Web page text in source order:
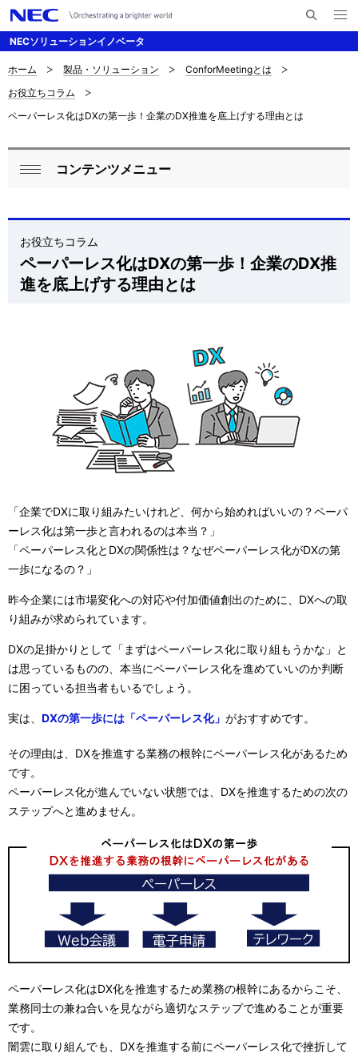
NECソリューションイノベータ
メ
ニ
ナ
ビ
ー
ン
サ
イ
内
現
在
位
ホーム 製品・ソリューション
ConforMeetingとは
お役立ちコラム
ペーパーレス化はDXの第一歩！企業のDX推進を底上げする理由とは
ロ
カ
ル
ナ
コンテンツメニュー
ペーパーレス化はDXの第一歩！企業のDX推
進を底上げする理由とは
お役立ちコラム
「企業でDXに取り組みたいけれど、何から始めればいいの？ペーパ
ーレス化は第一歩と言われるのは本当？」
「ペーパーレス化とDXの関係性は？なぜペーパーレス化がDXの第
一歩になるの？」
昨今企業には市場変化への対応や付加価値創出のために、DXへの取
り組みが求められています。
DXの足掛かりとして「まずはペーパーレス化に取り組もうかな」と
は思っているものの、本当にペーパーレス化を進めていいのか判断
に困っている担当者もいるでしょう。
実は、 DXの第一歩には「ペーパーレス化」 がおすすめです。
その理由は、DXを推進する業務の根幹にペーパーレス化があるため
です。
ペーパーレス化が進んでいない状態では、DXを推進するための次の
ステップへと進めません。
ペーパーレス化はDX化を推進するため業務の根幹にあるからこそ、
業務同士の兼ね合いを見ながら適切なステップで進めることが重要
です。
闇雲に取り組んでも、DXを推進する前にペーパーレス化で挫折して